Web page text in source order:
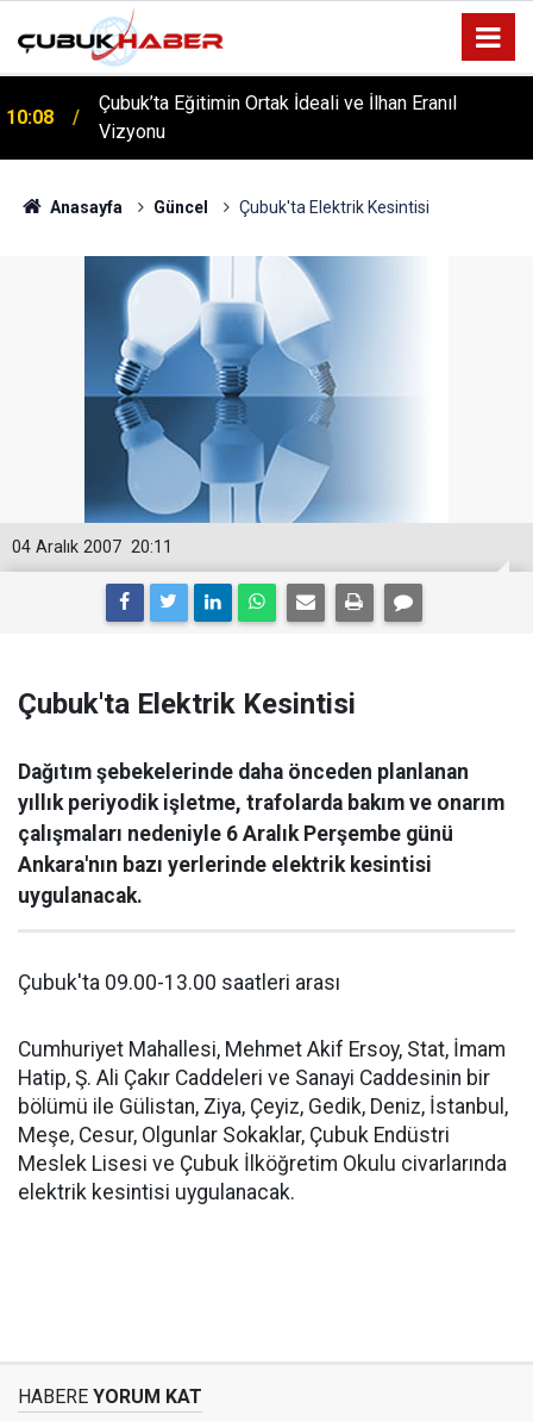
10:08
Çubuk’ta Eğitimin Ortak İdeali ve İlhan Eranıl
Vizyonu
12:06
ÇUBUK’TA ‘YAZA MERHABA’ COŞKUSU: Kursiyerler
Anasayfa Güncel Çubuk'ta Elektrik Kesintisi
20:11
04 Aralık 2007
Çubuk'ta Elektrik Kesintisi
Dağıtım şebekelerinde daha önceden planlanan
yıllık periyodik işletme, trafolarda bakım ve onarım
çalışmaları nedeniyle 6 Aralık Perşembe günü
Ankara'nın bazı yerlerinde elektrik kesintisi
uygulanacak.
Çubuk'ta 09.00-13.00 saatleri arası
Cumhuriyet Mahallesi, Mehmet Akif Ersoy, Stat, İmam
Hatip, Ş. Ali Çakır Caddeleri ve Sanayi Caddesinin bir
bölümü ile Gülistan, Ziya, Çeyiz, Gedik, Deniz, İstanbul,
Meşe, Cesur, Olgunlar Sokaklar, Çubuk Endüstri
Meslek Lisesi ve Çubuk İlköğretim Okulu civarlarında
elektrik kesintisi uygulanacak.
HABERE YORUM KAT